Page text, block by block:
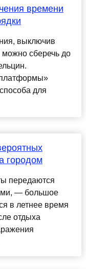
времени
выключив
можно сберечь до
для
городом
передаются
— большое
в летнее время
отдыха